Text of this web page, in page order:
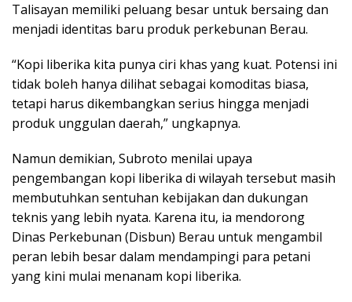
Talisayan memiliki peluang besar untuk bersaing dan
menjadi identitas baru produk perkebunan Berau.
“Kopi liberika kita punya ciri khas yang kuat. Potensi ini
tidak boleh hanya dilihat sebagai komoditas biasa,
tetapi harus dikembangkan serius hingga menjadi
produk unggulan daerah,” ungkapnya.
Namun demikian, Subroto menilai upaya
pengembangan kopi liberika di wilayah tersebut masih
membutuhkan sentuhan kebijakan dan dukungan
teknis yang lebih nyata. Karena itu, ia mendorong
Dinas Perkebunan (Disbun) Berau untuk mengambil
peran lebih besar dalam mendampingi para petani
yang kini mulai menanam kopi liberika.